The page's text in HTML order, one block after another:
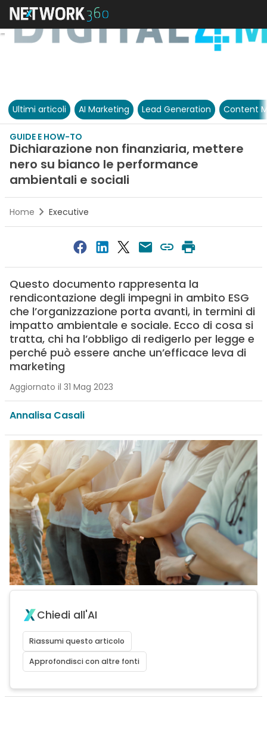
Ultimi articoli AI Marketing Lead Generation Content
GUIDE E HOW-TO
Dichiarazione non finanziaria, mettere
nero su bianco le performance
ambientali e sociali
Home Executive
Questo documento rappresenta la
rendicontazione degli impegni in ambito ESG
che l’organizzazione porta avanti, in termini di
impatto ambientale e sociale. Ecco di cosa si
tratta, chi ha l’obbligo di redigerlo per legge e
perché può essere anche un’efficace leva di
marketing
Aggiornato il 31 Mag 2023
Annalisa Casali
Chiedi all'AI
Riassumi questo articolo
Approfondisci con altre fonti